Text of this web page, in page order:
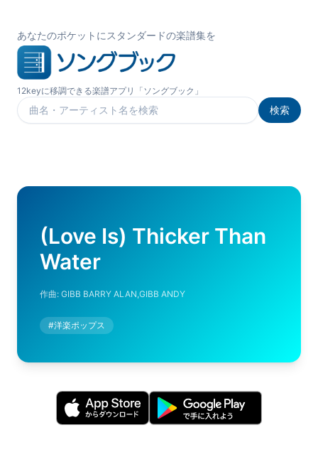
あなたのポケットにスタンダードの楽譜集を
12keyに移調できる楽譜アプリ「ソングブック」
楽曲を検索
検索
(Love Is) Thicker Than
Water
作曲: GIBB BARRY ALAN,GIBB ANDY
#洋楽ポップス